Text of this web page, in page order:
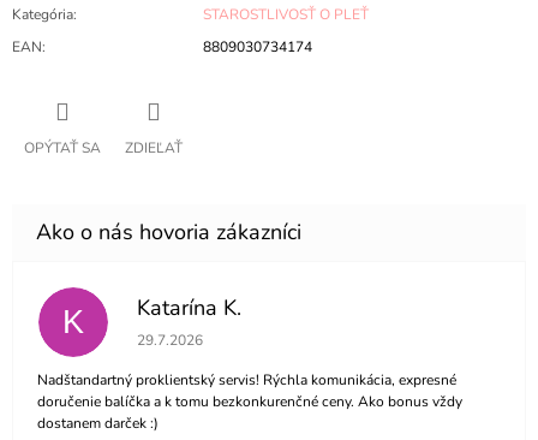
Kategória:
STAROSTLIVOSŤ O PLEŤ
EAN: 8809030734174
OPÝTAŤ SA ZDIEĽAŤ
K Katarína K.
Hodnotenie obchodu je 5 z 5 hviezdičiek.
29.7.2026
Nadštandartný proklientský servis! Rýchla komunikácia, expresné
doručenie balíčka a k tomu bezkonkurenčné ceny. Ako bonus vždy
dostanem darček :)